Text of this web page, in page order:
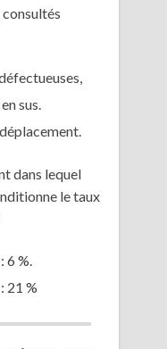
sus.
dans lequel
le taux
6 %.
21 %